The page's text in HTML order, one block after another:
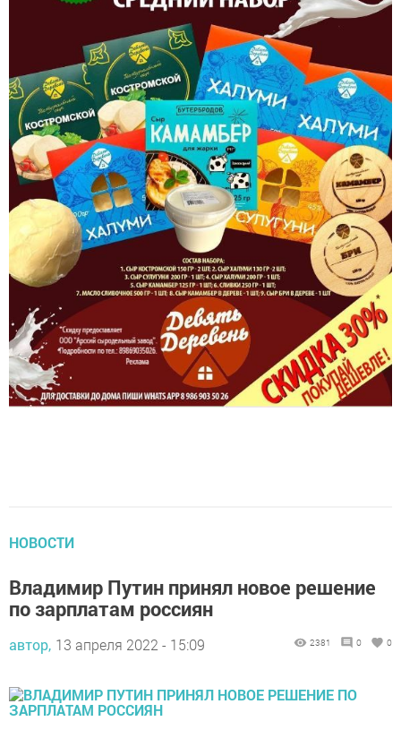
НОВОСТИ
Владимир Путин принял новое решение
по зарплатам россиян
автор, 13 апреля 2022 - 15:09